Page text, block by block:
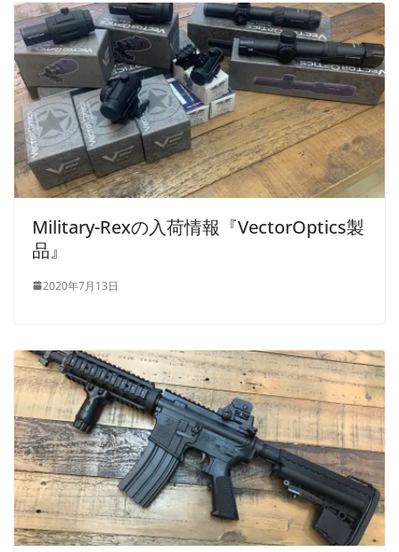
Military-Rexの入荷情報『VectorOptics製
品』
2020年7月13日